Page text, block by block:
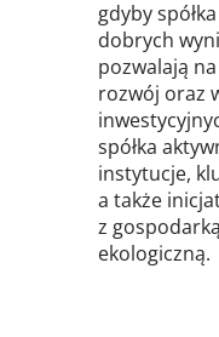
gdyby
dobrych
pozwalają
rozwój oraz
spółka
instytucje,
a także
z
ekologiczną.